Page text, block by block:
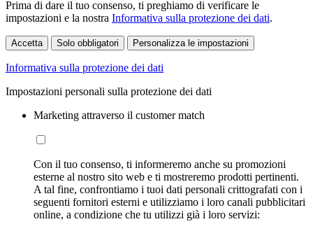
Prima di dare il tuo consenso, ti preghiamo di verificare le
impostazioni e la nostra Informativa sulla protezione dei dati.
Accetta Solo obbligatori Personalizza le impostazioni
Informativa sulla protezione dei dati
Impostazioni personali sulla protezione dei dati
Marketing attraverso il customer match
Con il tuo consenso, ti informeremo anche su promozioni
esterne al nostro sito web e ti mostreremo prodotti pertinenti.
A tal fine, confrontiamo i tuoi dati personali crittografati con i
seguenti fornitori esterni e utilizziamo i loro canali pubblicitari
online, a condizione che tu utilizzi già i loro servizi: